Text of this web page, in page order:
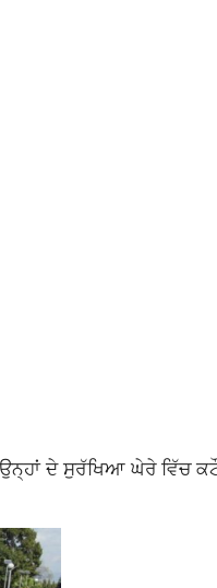
ਉਨ੍ਹਾਂ ਦੇ ਸੁਰੱਖਿਆ ਘੇਰੇ ਵਿੱਚ